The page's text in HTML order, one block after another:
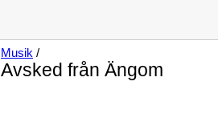
Musik /
Avsked från Ängom